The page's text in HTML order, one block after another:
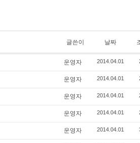
글쓴이 날짜
운영자 2014.04.01
운영자 2014.04.01
운영자 2014.04.01
운영자 2014.04.01
운영자 2014.04.01